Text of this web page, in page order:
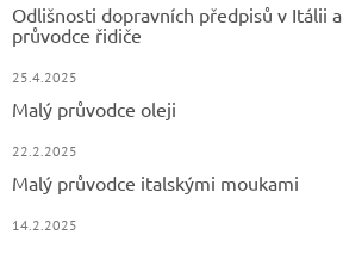
Odlišnosti dopravních předpisů v Itálii
průvodce řidiče
25.4.2025
Malý průvodce oleji
22.2.2025
Malý průvodce italskými moukami
14.2.2025